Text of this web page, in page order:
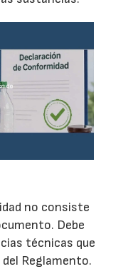
no consiste
Debe
técnicas que
Reglamento.